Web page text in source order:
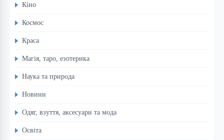
Кіно
Космос
Краса
Магія, таро, езотерика
Наука та природа
Новини
Одяг, взуття, аксесуари та мода
Освіта